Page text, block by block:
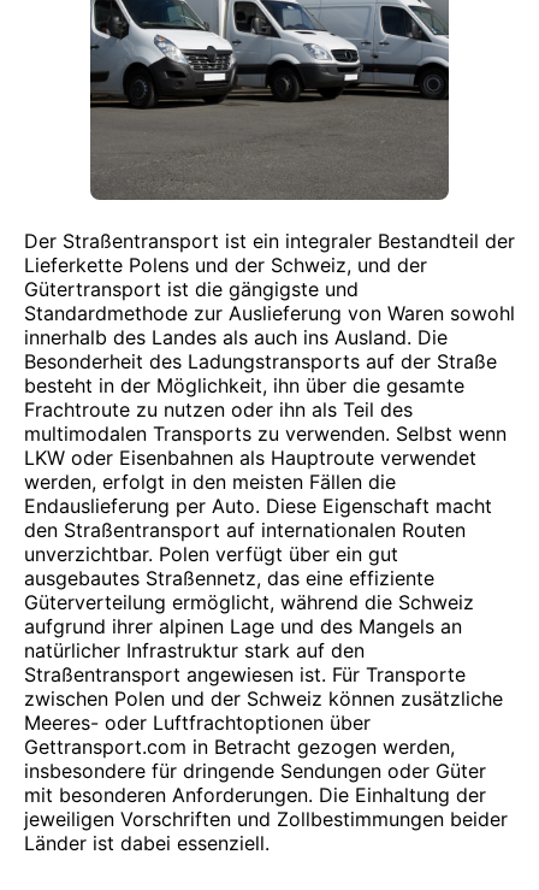
Der Straßentransport ist ein integraler Bestandteil der
Lieferkette Polens und der Schweiz, und der
Gütertransport ist die gängigste und
Standardmethode zur Auslieferung von Waren sowohl
innerhalb des Landes als auch ins Ausland. Die
Besonderheit des Ladungstransports auf der Straße
besteht in der Möglichkeit, ihn über die gesamte
Frachtroute zu nutzen oder ihn als Teil des
multimodalen Transports zu verwenden. Selbst wenn
LKW oder Eisenbahnen als Hauptroute verwendet
werden, erfolgt in den meisten Fällen die
Endauslieferung per Auto. Diese Eigenschaft macht
den Straßentransport auf internationalen Routen
unverzichtbar. Polen verfügt über ein gut
ausgebautes Straßennetz, das eine effiziente
Güterverteilung ermöglicht, während die Schweiz
aufgrund ihrer alpinen Lage und des Mangels an
natürlicher Infrastruktur stark auf den
Straßentransport angewiesen ist. Für Transporte
zwischen Polen und der Schweiz können zusätzliche
Meeres- oder Luftfrachtoptionen über
Gettransport.com in Betracht gezogen werden,
insbesondere für dringende Sendungen oder Güter
mit besonderen Anforderungen. Die Einhaltung der
jeweiligen Vorschriften und Zollbestimmungen beider
Länder ist dabei essenziell.